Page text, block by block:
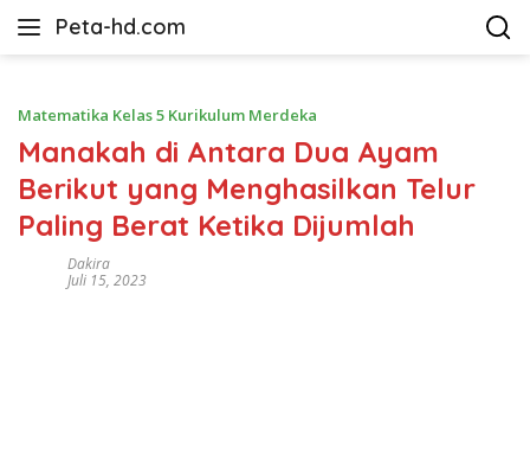
Peta-hd.com
Kumpulan
HD
Matematika Kelas 5 Kurikulum Merdeka
Manakah di Antara Dua Ayam
Berikut yang Menghasilkan Telur
Paling Berat Ketika Dijumlah
Dakira
Juli 15, 2023